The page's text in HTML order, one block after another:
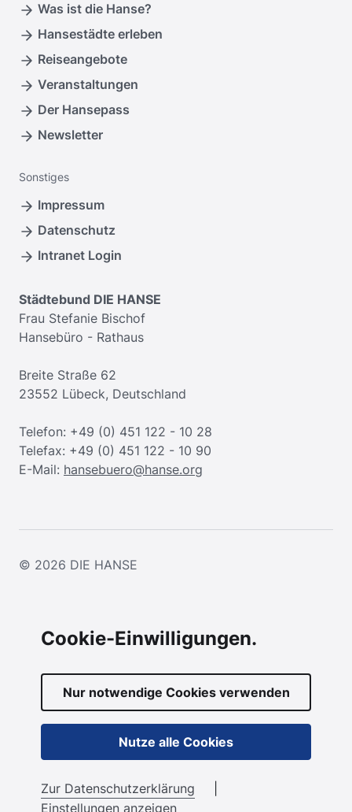
Cookie-Einwilligungen.
Zur Datenschutzerklärung
Einstellungen anzeigen
Nur notwendige Cookies verwenden
Nutze alle Cookies
Was ist die Hanse?
Hansestädte erleben
Reiseangebote
Veranstaltungen
Der Hansepass
Newsletter
Sonstiges
Impressum
Datenschutz
Intranet Login
Städtebund DIE HANSE
Frau Stefanie Bischof
Hansebüro - Rathaus
Breite Straße 62
23552 Lübeck, Deutschland
Telefon: +49 (0) 451 122 - 10 28
Telefax: +49 (0) 451 122 - 10 90
E-Mail: hansebuero@hanse.org
© 2026 DIE HANSE